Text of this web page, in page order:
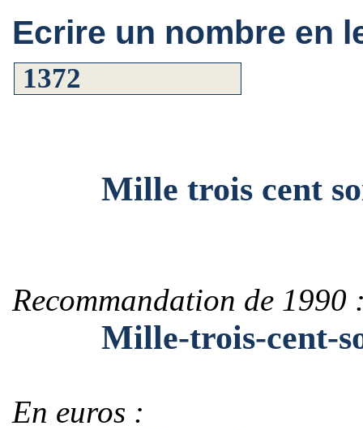
Ecrire un nombre en
Mille trois cent
Recommandation de 1990
Mille-trois-cent-
En euros :